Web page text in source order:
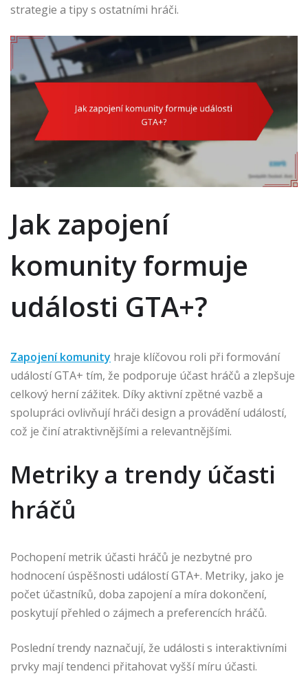
strategie a tipy s ostatními hráči.
Jak zapojení
komunity formuje
události GTA+?
Zapojení komunity hraje klíčovou roli při formování
událostí GTA+ tím, že podporuje účast hráčů a zlepšuje
celkový herní zážitek. Díky aktivní zpětné vazbě a
spolupráci ovlivňují hráči design a provádění událostí,
což je činí atraktivnějšími a relevantnějšími.
Metriky a trendy účasti
hráčů
Pochopení metrik účasti hráčů je nezbytné pro
hodnocení úspěšnosti událostí GTA+. Metriky, jako je
počet účastníků, doba zapojení a míra dokončení,
poskytují přehled o zájmech a preferencích hráčů.
Poslední trendy naznačují, že události s interaktivními
prvky mají tendenci přitahovat vyšší míru účasti.